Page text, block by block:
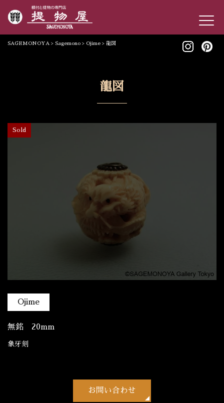
SAGEMONOYA > Sagemono > Ojime > 龍図
龍図
Sold
Ojime
無銘 20mm
象牙刻
お問い合わせ